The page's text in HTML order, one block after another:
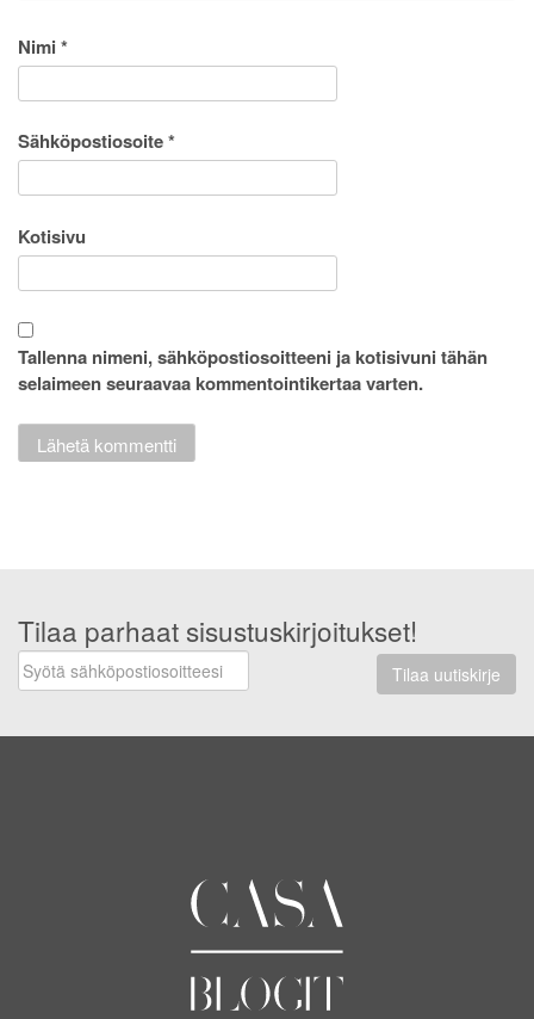
Nimi *
Sähköpostiosoite*
Kotisivu
Tallenna nimeni, sähköpostiosoitteeni ja kotisivuni tähän
selaimeen seuraavaa kommentointikertaa varten.
Tilaa parhaat sisustuskirjoitukset!
Tilaa uutiskirje